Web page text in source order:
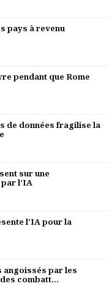
pays à revenu
pendant que Rome
de données fragilise la
sur une
l’IA
l'IA pour la
angoissés par les
combatt...